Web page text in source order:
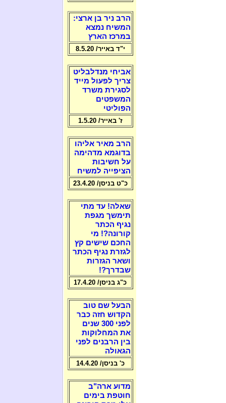
הרב ניר בן ארצי:
המשיח נמצא
במרכז הארץ
י"ד באייר/ 8.5.20
אביחי מנדלבליט
צריך לפעול מייד
לסגירת משרד
המשפטים
הפוליטי
ז' באייר/ 1.5.20
הרב מאיר אליהו
בדוגמא מדהימה
על חשיבות
הציפייה למשיח
כ"ט בניסן/ 23.4.20
שאלה! עד מתי
תימשך מגפת
נגיף הכתר
קורונה?! מי
החכם שישים קץ
לגזרת נגיף הכתר
ושאר הגזרות
שבדרך?!
כ"ג בניסן/ 17.4.20
הבעל שם טוב
הקדוש חזה כבר
לפני 300 שנים
את המחלוקות
בין הרבנים לפני
הגאולה
כ' בניסן/ 14.4.20
מדוע ארה"ב
חוטפת בימים